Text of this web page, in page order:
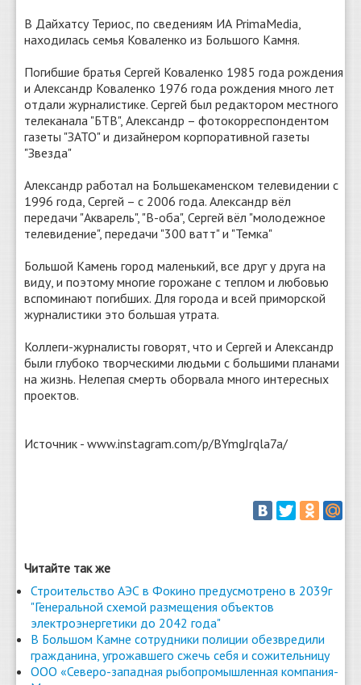
В Дайхатсу Териос, по сведениям ИА PrimaMedia,
находилась семья Коваленко из Большого Камня.
Погибшие братья Сергей Коваленко 1985 года рождения
и Александр Коваленко 1976 года рождения много лет
отдали журналистике. Сергей был редактором местного
телеканала "БТВ", Александр – фотокорреспондентом
газеты "ЗАТО" и дизайнером корпоративной газеты
"Звезда"
Александр работал на Большекаменском телевидении с
1996 года, Сергей – с 2006 года. Александр вёл
передачи "Акварель", "В-оба", Сергей вёл "молодежное
телевидение", передачи "300 ватт" и "Темка"
Большой Камень город маленький, все друг у друга на
виду, и поэтому многие горожане с теплом и любовью
вспоминают погибших. Для города и всей приморской
журналистики это большая утрата.
Коллеги-журналисты говорят, что и Сергей и Александр
были глубоко творческими людьми с большими планами
на жизнь. Нелепая смерть оборвала много интересных
проектов.
Источник - www.instagram.com/p/BYmgJrqla7a/
Читайте так же
Строительство АЭС в Фокино предусмотрено в 2039г
"Генеральной схемой размещения объектов
электроэнергетики до 2042 года"
В Большом Камне сотрудники полиции обезвредили
гражданина, угрожавшего сжечь себя и сожительницу
ООО «Северо-западная рыбопромышленная компания-